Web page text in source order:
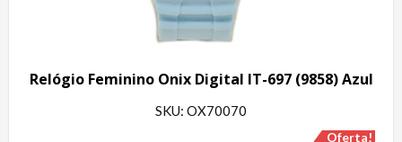
Relógio Feminino Onix Digital IT-697 (9858) Azul
SKU: OX70070
Oferta!